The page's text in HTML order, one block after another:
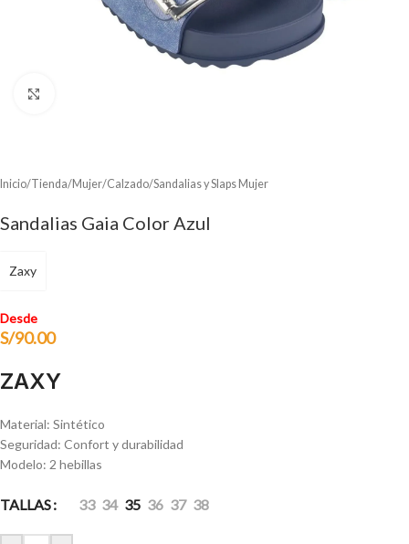
Inicio/Tienda/Mujer/Calzado/Sandalias y Slaps Mujer
Sandalias Gaia Color Azul
Zaxy
Desde
S/90.00
ZAXY
Material: Sintético
Seguridad: Confort y durabilidad
Modelo: 2 hebillas
TALLAS 33 34 35 36 37 38